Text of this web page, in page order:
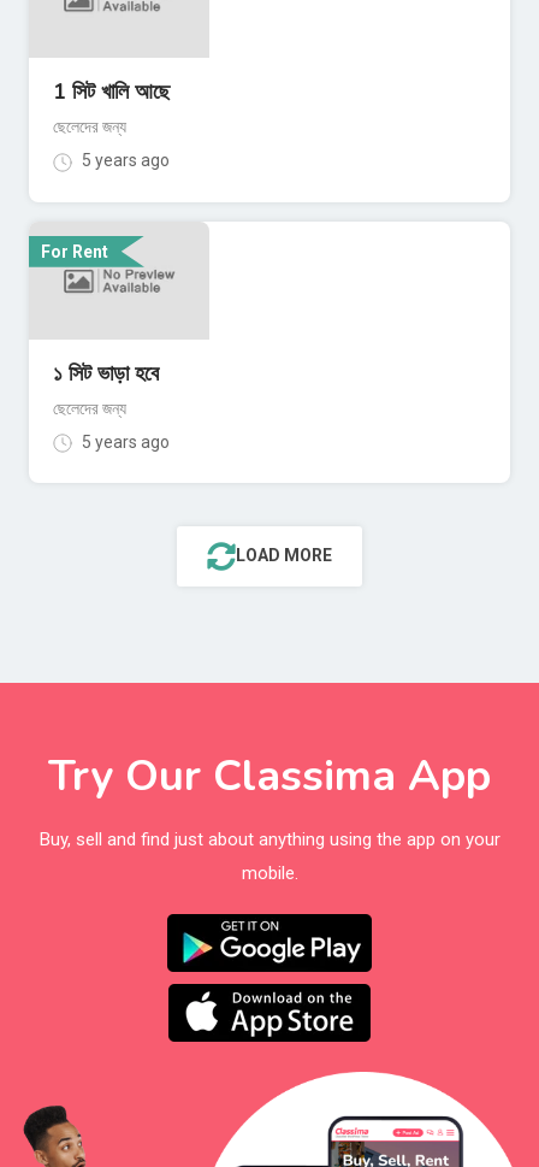
1 সিট খালি আছে
ছেলেদের জন্য
5 years ago
For Rent
১ সিট ভাড়া হবে
ছেলেদের জন্য
5 years ago
LOAD MORE
Try Our Classima App
Buy, sell and find just about anything using the app on your
mobile.